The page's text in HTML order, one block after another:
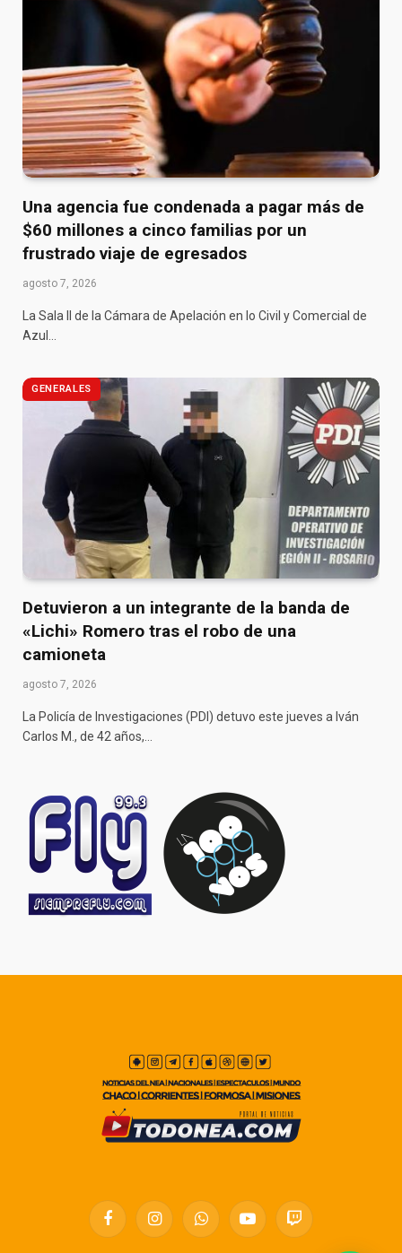
Una agencia fue condenada a pagar más de
$60 millones a cinco familias por un
frustrado viaje de egresados
agosto 7, 2026
La Sala II de la Cámara de Apelación en lo Civil y Comercial de
Azul…
GENERALES
Detuvieron a un integrante de la banda de
«Lichi» Romero tras el robo de una
camioneta
agosto 7, 2026
La Policía de Investigaciones (PDI) detuvo este jueves a Iván
Carlos M., de 42 años,…
FacebookInstagramWhatsAppYouTubeTwitch